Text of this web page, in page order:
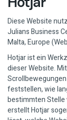
Diese Website
Julians Business
Malta, Europe
Hotjar ist ein
dieser Website.
feststellen, wie
bestimmten Stelle
erstellt Hotjar